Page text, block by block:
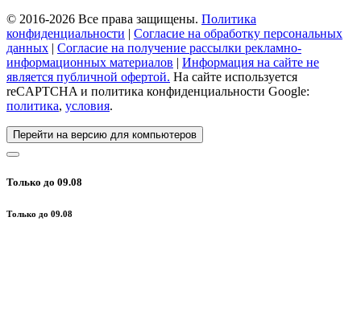
© 2016-2026 Все права защищены. Политика
конфиденциальности
Согласие на обработку персональных
данных
Согласие на получение рассылки рекламно-
информационных материалов
Информация на сайте не
является публичной офертой. На сайте используется
reCAPTCHA и политика конфиденциальности Google:
политика, условия.
Перейти на версию для компьютеров
Только до 09.08
Только до 09.08